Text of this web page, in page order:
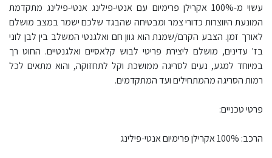
עשוי מ-100% אקרילן פרימיום עם אנטי-פילינג אנטי-פילינג מתקדמת
המונעת היווצרות כדורי צמר ומבטיחה שהבגד שלכם ישמר במצב מושלם
לאורך זמן. הצבע הקרם/שמנת הוא גוון חם ואלגנטי המשלב בין לבן לוני
בז' עדינים, מושלם ליצירת פריטי לבוש קלאסיים ואלגנטיים. החוט רך
במיוחד למגע, נעים לסריגה ממושכת וקל לתחזוקה, והוא מתאים לכל
רמות הסריגה מהמתחילים ועד המתקדמים.
פרטי טכניים:
הרכב: 100% אקרילן פרימיום אנטי-פילינג